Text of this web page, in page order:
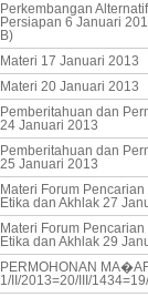
Perkembangan
Persiapan 6 Januari
B)
Materi 17 Januari 2013
Materi 20 Januari 2013
Pemberitahuan dan
24 Januari 2013
Pemberitahuan dan
25 Januari 2013
Materi Forum
Etika dan Akhlak 27
Materi Forum
Etika dan Akhlak 29
PERMOHONAN
1/II/2013=20/III/